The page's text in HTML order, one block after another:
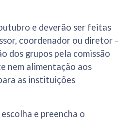
e deverão ser feitas
coordenador ou diretor –
dos grupos pela comissão
nem alimentação aos
as instituições
e preencha o